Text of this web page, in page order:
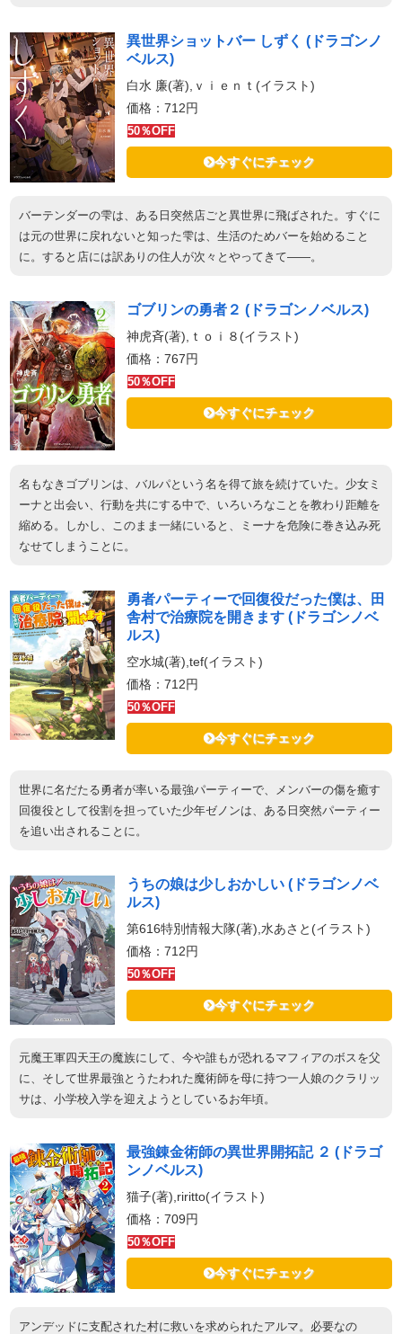
異世界ショットバー しずく (ドラゴンノ
ベルス)
白水 廉(著),ｖｉｅｎｔ(イラスト)
価格：712円
50％OFF
今すぐにチェック
バーテンダーの雫は、ある日突然店ごと異世界に飛ばされた。すぐに
は元の世界に戻れないと知った雫は、生活のためバーを始めること
に。すると店には訳ありの住人が次々とやってきて――。
ゴブリンの勇者２ (ドラゴンノベルス)
神虎斉(著),ｔｏｉ８(イラスト)
価格：767円
50％OFF
今すぐにチェック
名もなきゴブリンは、バルパという名を得て旅を続けていた。少女ミ
ーナと出会い、行動を共にする中で、いろいろなことを教わり距離を
縮める。しかし、このまま一緒にいると、ミーナを危険に巻き込み死
なせてしまうことに。
勇者パーティーで回復役だった僕は、田
舎村で治療院を開きます (ドラゴンノベ
ルス)
空水城(著),tef(イラスト)
価格：712円
50％OFF
今すぐにチェック
世界に名だたる勇者が率いる最強パーティーで、メンバーの傷を癒す
回復役として役割を担っていた少年ゼノンは、ある日突然パーティー
を追い出されることに。
うちの娘は少しおかしい (ドラゴンノベ
ルス)
第616特別情報大隊(著),水あさと(イラスト)
価格：712円
50％OFF
今すぐにチェック
元魔王軍四天王の魔族にして、今や誰もが恐れるマフィアのボスを父
に、そして世界最強とうたわれた魔術師を母に持つ一人娘のクラリッ
サは、小学校入学を迎えようとしているお年頃。
最強錬金術師の異世界開拓記 ２ (ドラゴ
ンノベルス)
猫子(著),riritto(イラスト)
価格：709円
50％OFF
今すぐにチェック
アンデッドに支配された村に救いを求められたアルマ。必要なの